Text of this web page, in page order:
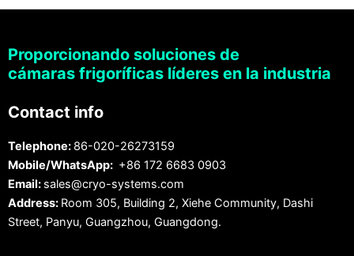
Proporcionando soluciones de
cámaras frigoríficas líderes en la industria
Contact info
Telephone: 86-020-26273159
Mobile/WhatsApp: +86 172 6683 0903
Email: sales@cryo-systems.com
Address: Room 305, Building 2, Xiehe Community, Dashi
Street, Panyu, Guangzhou, Guangdong.